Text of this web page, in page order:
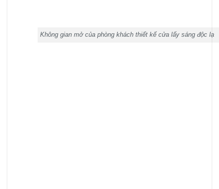
Không gian mở của phòng khách thiết kế cửa lấy sáng độc lạ